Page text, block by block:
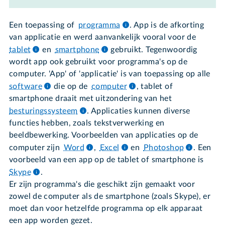
Een toepassing of programma
. App is de afkorting
van applicatie en werd aanvankelijk vooral voor de
tablet
en smartphone
gebruikt. Tegenwoordig
wordt app ook gebruikt voor programma's op de
computer. 'App' of 'applicatie' is van toepassing op alle
software
die op de computer
, tablet of
smartphone draait met uitzondering van het
besturingssysteem
. Applicaties kunnen diverse
functies hebben, zoals tekstverwerking en
beeldbewerking. Voorbeelden van applicaties op de
computer zijn Word , Excel en Photoshop
. Een
voorbeeld van een app op de tablet of smartphone is
Skype
.
Er zijn programma's die geschikt zijn gemaakt voor
zowel de computer als de smartphone (zoals Skype), er
moet dan voor hetzelfde programma op elk apparaat
een app worden gezet.